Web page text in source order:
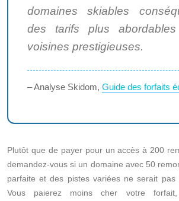
domaines skiables
des tarifs plus
voisines prestigieuses.
– Analyse Skidom, Guide des forfaits
Plutôt que de payer pour un accès à 200
demandez-vous si un domaine avec 50
parfaite et des pistes variées ne serait pas
Vous paierez moins cher votre